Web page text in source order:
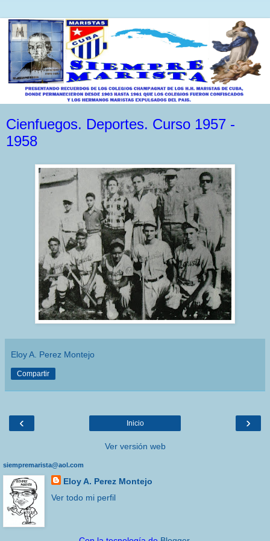
Cienfuegos. Deportes. Curso 1957 -
1958
Eloy A. Perez Montejo
Compartir
‹ ›
Inicio
Ver versión web
siempremarista@aol.com
Eloy A. Perez Montejo
Ver todo mi perfil